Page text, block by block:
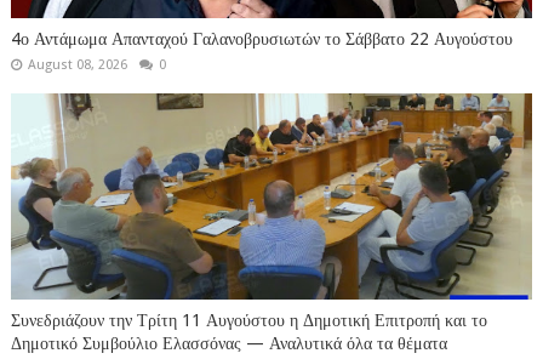
4ο Αντάμωμα Απανταχού Γαλανοβρυσιωτών το Σάββατο 22 Αυγούστου
August 08, 2026 0
Συνεδριάζουν την Τρίτη 11 Αυγούστου η Δημοτική Επιτροπή και το
Δημοτικό Συμβούλιο Ελασσόνας — Αναλυτικά όλα τα θέματα